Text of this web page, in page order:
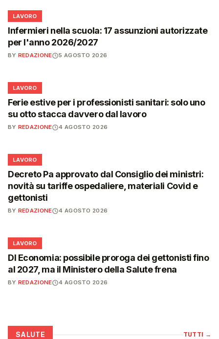
💼
LAVORO
Infermieri nella scuola: 17 assunzioni autorizzate
per l'anno 2026/2027
BY REDAZIONE 5 AGOSTO 2026
💼
LAVORO
Ferie estive per i professionisti sanitari: solo uno
su otto stacca davvero dal lavoro
BY REDAZIONE 4 AGOSTO 2026
💼
LAVORO
Decreto Pa approvato dal Consiglio dei ministri:
novità su tariffe ospedaliere, materiali Covid e
gettonisti
BY REDAZIONE 4 AGOSTO 2026
💼
LAVORO
Dl Economia: possibile proroga dei gettonisti fino
al 2027, ma il Ministero della Salute frena
BY REDAZIONE 4 AGOSTO 2026
SALUTE TUTTI →